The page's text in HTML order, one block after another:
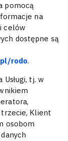
pomocą
na
celów
dostępne są
rodo.
tj. w
trzecie, Klient
osobom